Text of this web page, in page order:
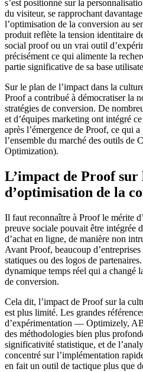
s’est positionné sur la
du visiteur, se rapprochant
l’optimisation de la conversion au
produit reflète la tension identitaire
social proof ou un vrai outil
précisément ce qui alimente la
partie significative de sa base
Sur le plan de l’impact dans la
Proof a contribué à démocratiser la
stratégies de conversion. De
et d’équipes marketing ont intégré
après l’émergence de Proof, ce qui
l’ensemble du marché des outils de
Optimization).
L’impact de Proof sur
d’optimisation de la
Il faut reconnaître à Proof le mérite
preuve sociale pouvait être intégrée
d’achat en ligne, de manière non
Avant Proof, beaucoup
statiques ou des logos de
dynamique temps réel qui a changé
de conversion.
Cela dit, l’impact de Proof sur la
est plus limité. Les grandes
d’expérimentation — Optimizely,
des méthodologies bien plus
significativité statistique, et de
concentré sur l’implémentation
en fait un outil de tactique plus que